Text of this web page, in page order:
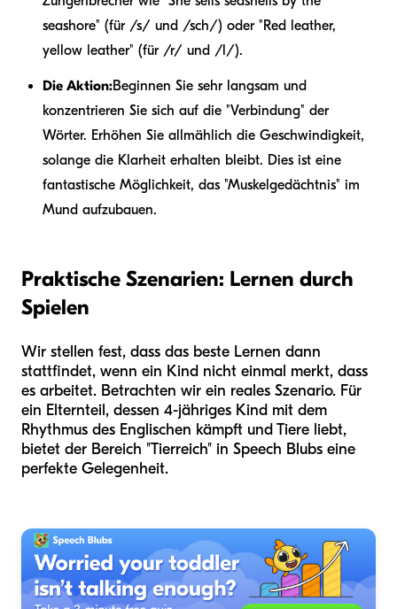
seashore" (für /s/ und /sch/) oder "Red leather,
yellow leather" (für /r/ und /l/).
Die Aktion:Beginnen Sie sehr langsam und
konzentrieren Sie sich auf die "Verbindung" der
Wörter. Erhöhen Sie allmählich die Geschwindigkeit,
solange die Klarheit erhalten bleibt. Dies ist eine
fantastische Möglichkeit, das "Muskelgedächtnis" im
Mund aufzubauen.
Praktische Szenarien: Lernen durch
Spielen
Wir stellen fest, dass das beste Lernen dann
stattfindet, wenn ein Kind nicht einmal merkt, dass
es arbeitet. Betrachten wir ein reales Szenario. Für
ein Elternteil, dessen 4-jähriges Kind mit dem
Rhythmus des Englischen kämpft und Tiere liebt,
bietet der Bereich "Tierreich" in Speech Blubs eine
perfekte Gelegenheit.